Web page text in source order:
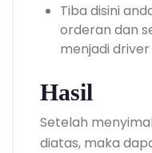
Tiba disini
orderan dan
menjadi driver
Hasil
Setelah
diatas, maka